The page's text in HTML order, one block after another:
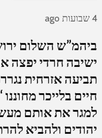
4 שבועות ago
ביהמ”ש השלום
תביעה אזרחית
חיים בלייכר
למגר את אותם
יהודים ולהביא